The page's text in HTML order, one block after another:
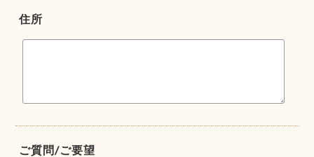
住所
ご質問/ご要望